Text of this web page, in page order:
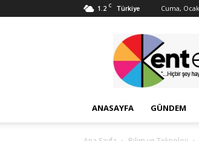
1.2 C Türkiye Cuma,
ANASAYFA GÜNDEM